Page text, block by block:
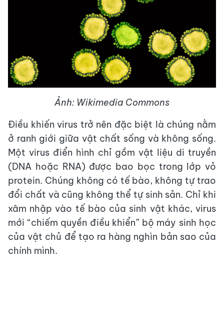
Ảnh: Wikimedia Commons
Điều khiến virus trở nên đặc biệt là chúng nằm
ở ranh giới giữa vật chất sống và không sống.
Một virus điển hình chỉ gồm vật liệu di truyền
(DNA hoặc RNA) được bao bọc trong lớp vỏ
protein. Chúng không có tế bào, không tự trao
đổi chất và cũng không thể tự sinh sản. Chỉ khi
xâm nhập vào tế bào của sinh vật khác, virus
mới “chiếm quyền điều khiển” bộ máy sinh học
của vật chủ để tạo ra hàng nghìn bản sao của
chính mình.